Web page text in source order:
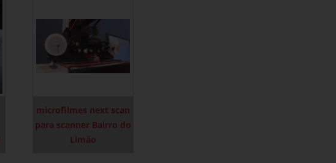
microfilmes next scan
para scanner Bairro do
Limão